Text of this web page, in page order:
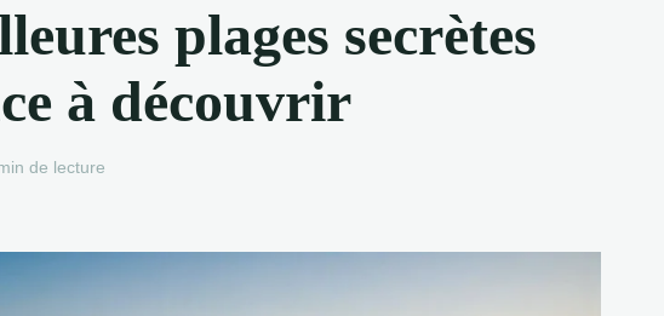
plages secrètes
à découvrir
de lecture